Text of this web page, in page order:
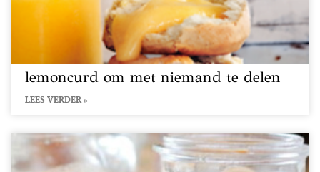
lemoncurd om met niemand te delen
LEES VERDER »